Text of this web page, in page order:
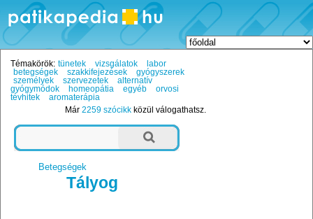
Témakörök: tünetek vizsgálatok
labor
betegségek
szakkifejezések
gyógyszerek
személyek
szervezetek
alternatív
gyógymódok
homeopátia egyéb
orvosi
tévhitek
aromaterápia
Már2259 szócikk közül válogathatsz.
Betegségek
Tályog